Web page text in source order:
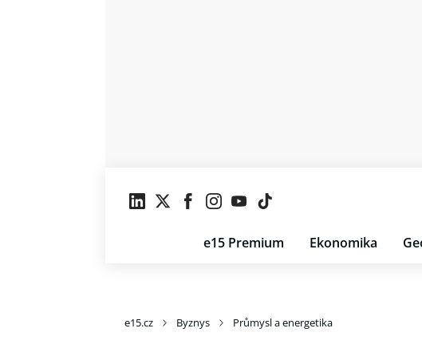
e15 Premium Ekonomika
e15.cz Byznys Průmysl a energetika